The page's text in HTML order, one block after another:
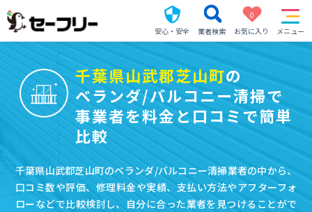
安心・安全 業者検索
0
お気に入り
メニュー
千葉県山武郡芝山町の
ベランダ/バルコニー清掃で
事業者を料金と口コミで簡単
比較
千葉県山武郡芝山町のベランダ/バルコニー清掃業者の中から、
口コミ数や評価、修理料金や実績、支払い方法やアフターフォ
ローなどで比較検討し、自分に合った業者を見つけることがで